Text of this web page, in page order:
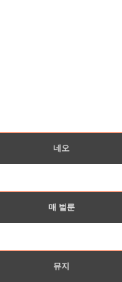
네오
매 벌룬
뮤지